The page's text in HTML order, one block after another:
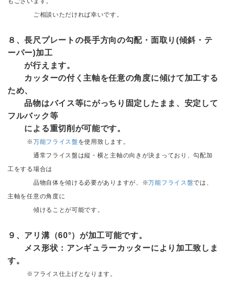
ご相談いただければ幸いです。
８、長尺プレートの長手方向の勾配・面取り(傾斜・テ
ーパー)加工
が行えます。
カッターの付く主軸を任意の角度に傾けて加工する
ため、
品物はバイス等にがっちり固定したまま、安定して
フルバック等
による重切削が可能です。
※万能フライス盤を使用致します。
通常フライス盤は縦・横と主軸の向きが決まっており、勾配加
工をする場合は
品物自体を傾ける必要がありますが、※万能フライス盤では、
主軸を任意の角度に
傾けることが可能です。
９、アリ溝（60°）が加工可能です。
メス形状：アンギュラーカッターにより加工致しま
す。
※フライス仕上げとなります。